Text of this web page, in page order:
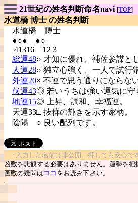
21世紀の姓名判断命名navi [TOP]
水道橋 博士 の姓名判断
水道橋 博士
●○● ●○
41316 12 3
総運48○ 才知に優れ、補佐参謀と
人運28○ 独立心強く、一人で試行
外運20× 不運で思う通りにならな
伏運43◎ 若いうちは強い運気に守
地運15◎ 上昇、調和、幸福運。
天運33□ 抜群の輝きを示す家柄。
陰陽 ○ 良い配列です。
↑入力した名前は非公開。押しても安心で
凶数を悲観する必要はありません。運勢を
画数の疑問は ココ をお読み下さい。